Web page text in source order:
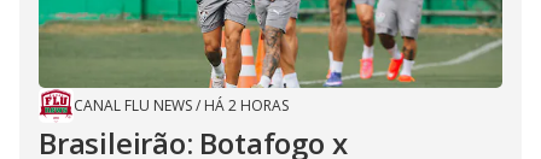
CANAL FLU NEWS/ HÁ 2 HORAS
Brasileirão: Botafogo x